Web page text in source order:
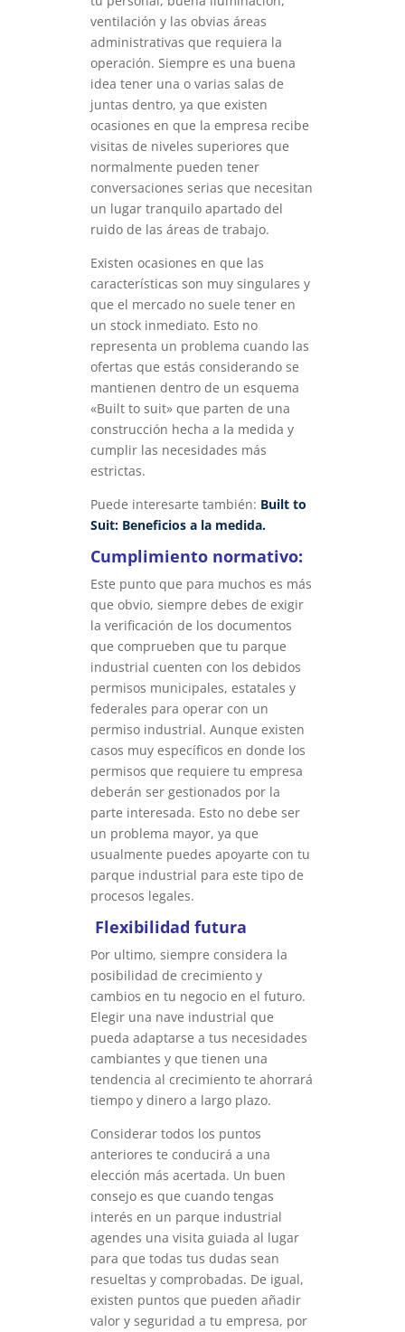
ventilación y las obvias áreas
administrativas que requiera la
operación. Siempre es una buena
idea tener una o varias salas de
juntas dentro, ya que existen
ocasiones en que la empresa recibe
visitas de niveles superiores que
normalmente pueden tener
conversaciones serias que necesitan
un lugar tranquilo apartado del
ruido de las áreas de trabajo.
Existen ocasiones en que las
características son muy singulares y
que el mercado no suele tener en
un stock inmediato. Esto no
representa un problema cuando las
ofertas que estás considerando se
mantienen dentro de un esquema
«Built to suit» que parten de una
construcción hecha a la medida y
cumplir las necesidades más
estrictas.
Puede interesarte también: Built to
Suit: Beneficios a la medida.
Cumplimiento normativo:
Este punto que para muchos es más
que obvio, siempre debes de exigir
la verificación de los documentos
que comprueben que tu parque
industrial cuenten con los debidos
permisos municipales, estatales y
federales para operar con un
permiso industrial. Aunque existen
casos muy específicos en donde los
permisos que requiere tu empresa
deberán ser gestionados por la
parte interesada. Esto no debe ser
un problema mayor, ya que
usualmente puedes apoyarte con tu
parque industrial para este tipo de
procesos legales.
Flexibilidad futura
Por ultimo, siempre considera la
posibilidad de crecimiento y
cambios en tu negocio en el futuro.
Elegir una nave industrial que
pueda adaptarse a tus necesidades
cambiantes y que tienen una
tendencia al crecimiento te ahorrará
tiempo y dinero a largo plazo.
Considerar todos los puntos
anteriores te conducirá a una
elección más acertada. Un buen
consejo es que cuando tengas
interés en un parque industrial
agendes una visita guiada al lugar
para que todas tus dudas sean
resueltas y comprobadas. De igual,
existen puntos que pueden añadir
valor y seguridad a tu empresa, por